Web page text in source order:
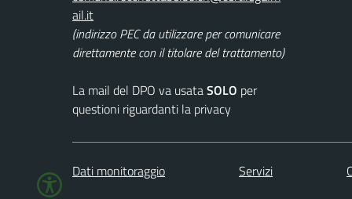
(indirizzo PEC da utilizzare per comunicare
direttamente con il titolare del trattamento)
La mail del DPO va usataSOLO per
questioni riguardanti la privacy
Dati monitoraggio Servizi